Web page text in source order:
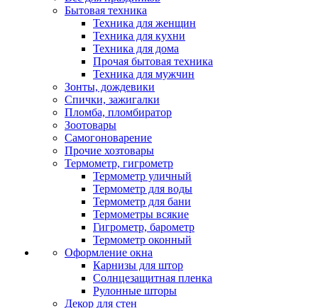
Бытовая техника
Техника для женщин
Техника для кухни
Техника для дома
Прочая бытовая техника
Техника для мужчин
Зонты, дождевики
Спички, зажигалки
Пломба, пломбиратор
Зоотовары
Самогоноварение
Прочие хозтовары
Термометр, гигрометр
Термометр уличный
Термометр для воды
Термометр для бани
Термометры всякие
Гигрометр, барометр
Термометр оконный
Оформление окна
Карнизы для штор
Солнцезащитная пленка
Рулонные шторы
Декор для стен